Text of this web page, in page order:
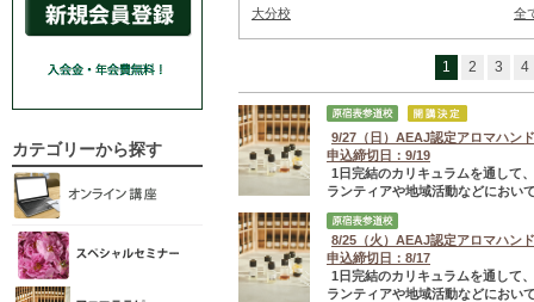
カテゴリーから探す
大分校
全
1 2 3 4
9/27（日）AEAJ認定アロマハン
申込締切日：9/19
1日完結のカリキュラムを通して
ランティアや地域活動などにおい
8/25（火）AEAJ認定アロマハン
申込締切日：8/17
1日完結のカリキュラムを通して
ランティアや地域活動などにおい